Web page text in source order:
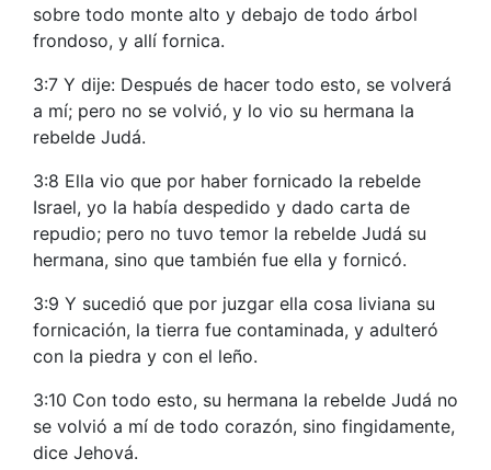
sobre todo monte alto y debajo de todo árbol
frondoso, y allí fornica.
3:7 Y dije: Después de hacer todo esto, se volverá
a mí; pero no se volvió, y lo vio su hermana la
rebelde Judá.
3:8 Ella vio que por haber fornicado la rebelde
Israel, yo la había despedido y dado carta de
repudio; pero no tuvo temor la rebelde Judá su
hermana, sino que también fue ella y fornicó.
3:9 Y sucedió que por juzgar ella cosa liviana su
fornicación, la tierra fue contaminada, y adulteró
con la piedra y con el leño.
3:10 Con todo esto, su hermana la rebelde Judá no
se volvió a mí de todo corazón, sino fingidamente,
dice Jehová.